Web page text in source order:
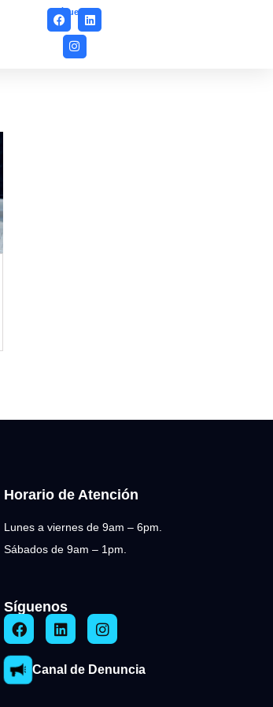
Síguenos
Horario de Atención
Lunes a viernes de 9am – 6pm.
Sábados de 9am – 1pm.
Síguenos
Canal de Denuncia